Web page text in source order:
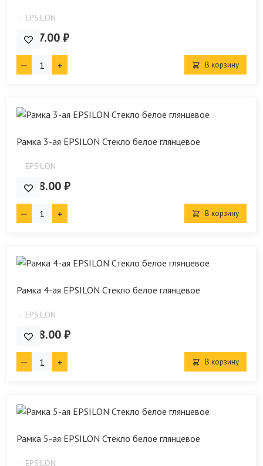
EPSILON
2 167.00 ₽
В корзину
Рамка 3-ая EPSILON Стекло белое глянцевое
EPSILON
2 848.00 ₽
В корзину
Рамка 4-ая EPSILON Стекло белое глянцевое
EPSILON
4 018.00 ₽
В корзину
Рамка 5-ая EPSILON Стекло белое глянцевое
EPSILON